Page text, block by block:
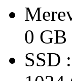
0 GB
SSD :